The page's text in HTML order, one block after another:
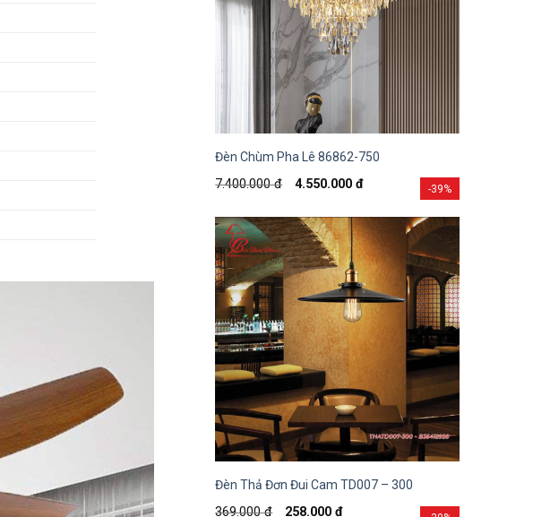
-39%
Đèn Chùm Pha Lê 86862-750
7.400.000đ 4.550.000 đ
Đèn Thả Đơn Đui Cam TD007 – 300
369.000đ 258.000 đ